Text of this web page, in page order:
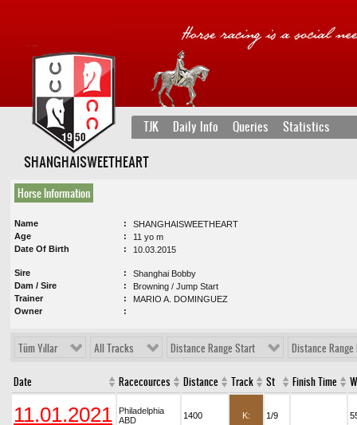
TJK Daily Info Queries Statistics
SHANGHAISWEETHEART
Horse Information
Name
SHANGHAISWEETHEART
Age
11 yo m
Date Of Birth
10.03.2015
Sire
Shanghai Bobby
Dam / Sire
Browning / Jump Start
Trainer
MARIO A. DOMINGUEZ
Owner
Tüm Yıllar All Tracks Distance Range Start Distance Range
Date Racecources Distance Track St Finish Time
11.01.2021
Philadelphia
ABD
1400 K: 1/9